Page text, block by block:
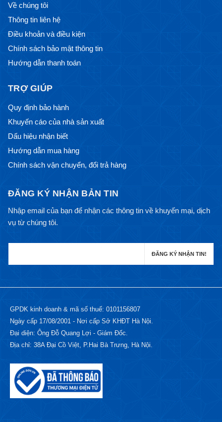
Về chúng tôi
Thông tin liên hệ
Điều khoản và điều kiện
Chính sách bảo mật thông tin
Hướng dẫn thanh toán
TRỢ GIÚP
Quy định bảo hành
Khuyến cáo của nhà sản xuất
Dấu hiệu nhận biết
Hướng dẫn mua hàng
Chính sách vận chuyển, đổi trả hàng
ĐĂNG KÝ NHẬN BẢN TIN
Nhập email của bạn để nhận các thông tin về khuyến mại, dịch
vụ từ chúng tôi.
GPDK kinh doanh & mã số thuế: 0101156807
Ngày cấp 17/08/2001 - Nơi cấp Sở KHĐT Hà Nội.
Đại diện: Ông Đỗ Quang Lợi - Giám Đốc.
Địa chỉ: 38A Đại Cồ Việt, P.Hai Bà Trưng, Hà Nội.